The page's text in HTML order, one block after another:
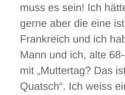
muss es sein! Ich
gerne aber die eine
Frankreich und ich
Mann und ich, alte
mit „Muttertag? Das
Quatsch“. Ich weiss